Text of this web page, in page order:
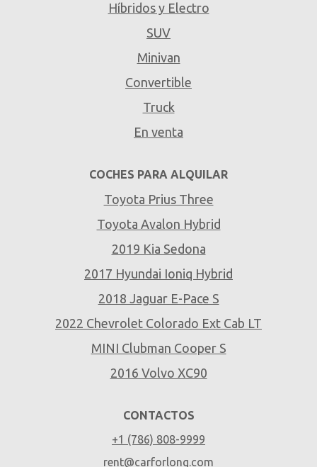
Híbridos y Electro
SUV
Minivan
Convertible
Truck
En venta
COCHES PARA ALQUILAR
Toyota Prius Three
Toyota Avalon Hybrid
2019 Kia Sedona
2017 Hyundai Ioniq Hybrid
2018 Jaguar E-Pace S
2022 Chevrolet Colorado Ext Cab LT
MINI Clubman Cooper S
2016 Volvo XC90
CONTACTOS
+1 (786) 808-9999
rent@carforlong.com